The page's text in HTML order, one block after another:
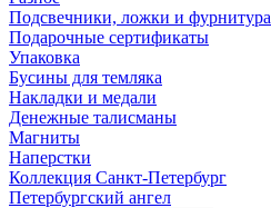
Подсвечники, ложки и фурнитура
Подарочные сертификаты
Упаковка
Бусины для темляка
Накладки и медали
Денежные талисманы
Магниты
Наперстки
Коллекция Санкт-Петербург
Петербургский ангел